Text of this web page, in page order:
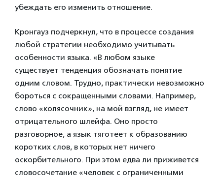
убеждать его изменить отношение.
Кронгауз подчеркнул, что в процессе создания
любой стратегии необходимо учитывать
особенности языка. «В любом языке
существует тенденция обозначать понятие
одним словом. Трудно, практически невозможно
бороться с сокращенными словами. Например,
слово «колясочник», на мой взгляд, не имеет
отрицательного шлейфа. Оно просто
разговорное, а язык тяготеет к образованию
коротких слов, в которых нет ничего
оскорбительного. При этом едва ли приживется
словосочетание «человек с ограниченными